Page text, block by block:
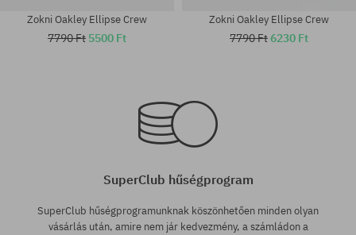
Zokni Oakley Ellipse Crew
7790 Ft 5500 Ft
Zokni Oakley Ellipse Crew
7790 Ft6230 Ft
SuperClub hűségprogram
SuperClub hűségprogramunknak köszönhetően minden olyan
vásárlás után, amire nem jár kedvezmény, a számládon a